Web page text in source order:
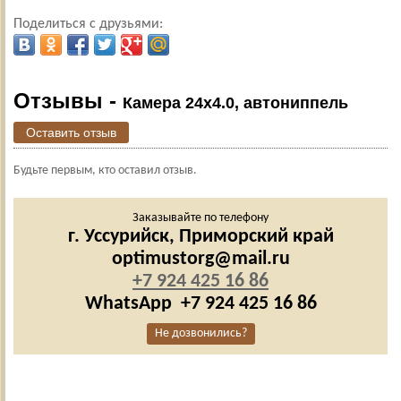
Поделиться с друзьями:
Отзывы - Камера 24х4.0, автониппель
Оставить отзыв
Будьте первым, кто оставил отзыв.
Заказывайте по телефону
г. Уссурийск, Приморский край
optimustorg@mail.ru
+7 924 425 16 86
WhatsApp +7 924 425 16 86
Не дозвонились?